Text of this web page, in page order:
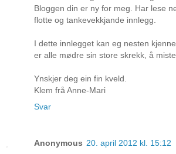
Bloggen din er ny for meg. Har lese
flotte og tankevekkjande innlegg.
I dette innlegget kan eg nesten
er alle mødre sin store skrekk, å
Ynskjer deg ein fin kveld.
Klem frå Anne-Mari
Svar
Anonymous 20. april 2012 kl. 15:12